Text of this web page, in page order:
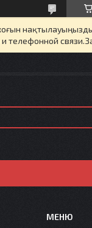
телефонной